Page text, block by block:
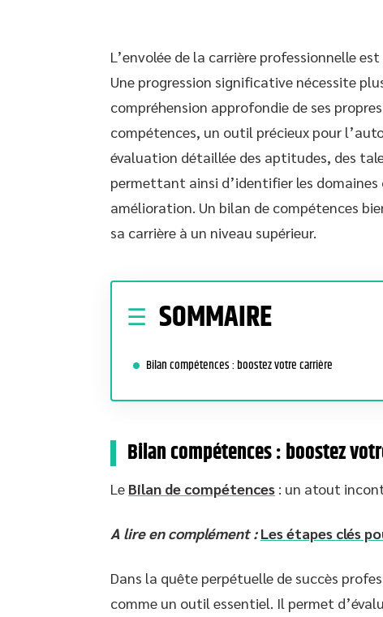
L’envolée de la carrière professionnelle
Une progression significative nécessite
compréhension approfondie de ses
compétences, un outil précieux pour
évaluation détaillée des aptitudes, des
permettant ainsi d’identifier les
amélioration. Un bilan de compétences
sa carrière à un niveau supérieur.
SOMMAIRE
Bilan compétences : boostez votre carrière
Bilan compétences : boostez
Le Bilan de compétences : un atout
A lire en complément : Les étapes clés
Dans la quête perpétuelle de succès
comme un outil essentiel. Il permet